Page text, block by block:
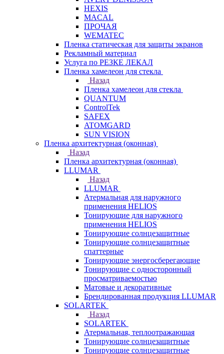
HEXIS
MACAL
ПРОЧАЯ
WEMATEC
Пленка статическая для защиты экранов
Рекламный материал
Услуга по РЕЗКЕ ЛЕКАЛ
Пленка хамелеон для стекла
Назад
Пленка хамелеон для стекла
QUANTUM
ControlTek
SAFEX
ATOMGARD
SUN VISION
Пленка архитектурная (оконная)
Назад
Пленка архитектурная (оконная)
LLUMAR
Назад
LLUMAR
Атермальная для наружного
применения HELIOS
Тонирующие для наружного
применения HELIOS
Тонирующие солнцезащитные
Тонирующие солнцезащитные
спаттерные
Тонирующие энергосберегающие
Тонирующие с односторонный
просматриваемостью
Матовые и декоративные
Брендированная продукция LLUMAR
SOLARTEK
Назад
SOLARTEK
Атермальная, теплоотражающая
Тонирующие солнцезащитные
Тонирующие солнцезащитные